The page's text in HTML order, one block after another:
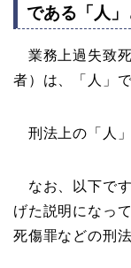
である「人」
業務上過失致
者）は、「人」で
刑法上の「人」
なお、以下で
げた説明になっ
死傷罪などの刑